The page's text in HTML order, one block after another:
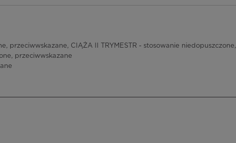
przeciwwskazane, CIĄŻA II TRYMESTR - stosowanie niedopuszczone,
przeciwwskazane